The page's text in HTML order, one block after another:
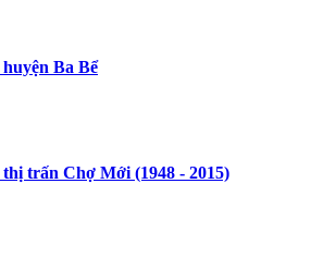
Ba Bể
trấn Chợ Mới (1948 - 2015)